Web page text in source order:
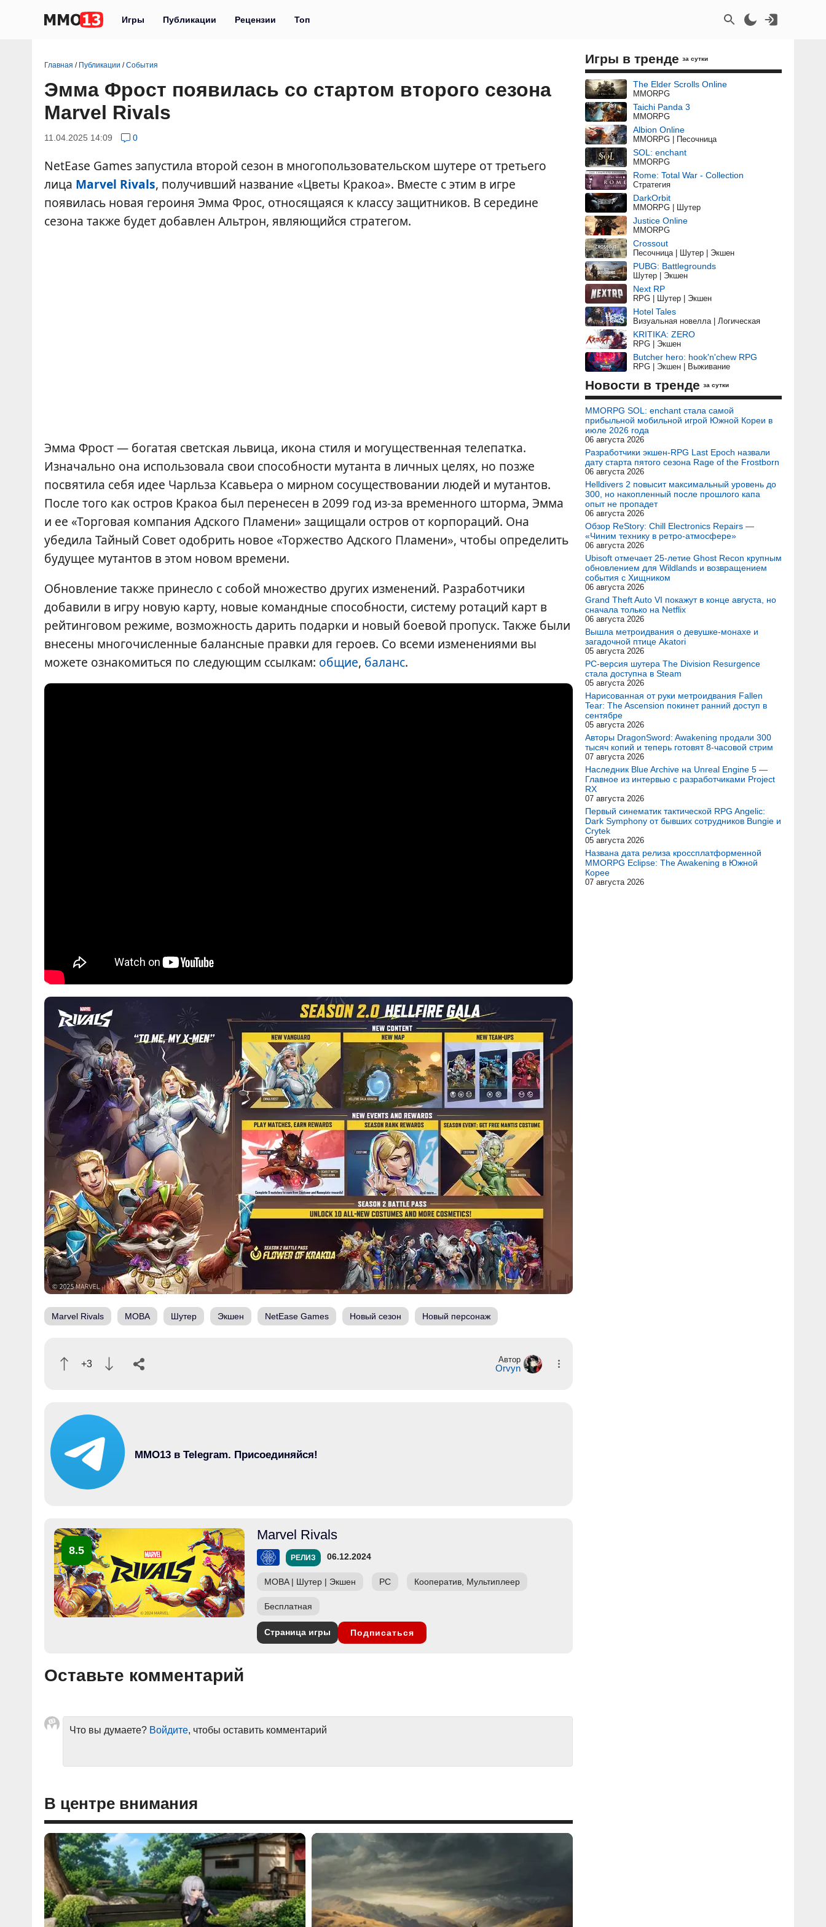
Игры Публикации Рецензии Топ
Главная / Публикации /События
Эмма Фрост появилась со стартом второго сезона
Marvel Rivals
11.04.2025 14:09 0
NetEase Games запустила второй сезон в многопользовательском шутере от третьего
лица Marvel Rivals, получивший название «Цветы Кракоа». Вместе с этим в игре
появилась новая героиня Эмма Фрос, относящаяся к классу защитников. В середине
сезона также будет добавлен Альтрон, являющийся стратегом.
Эмма Фрост — богатая светская львица, икона стиля и могущественная телепатка.
Изначально она использовала свои способности мутанта в личных целях, но позже
посвятила себя идее Чарльза Ксавьера о мирном сосуществовании людей и мутантов.
После того как остров Кракоа был перенесен в 2099 год из-за временного шторма, Эмма
и ее «Торговая компания Адского Пламени» защищали остров от корпораций. Она
убедила Тайный Совет одобрить новое «Торжество Адского Пламени», чтобы определить
будущее мутантов в этом новом времени.
Обновление также принесло с собой множество других изменений. Разработчики
добавили в игру новую карту, новые командные способности, систему ротаций карт в
рейтинговом режиме, возможность дарить подарки и новый боевой пропуск. Также были
внесены многочисленные балансные правки для героев. Со всеми изменениями вы
можете ознакомиться по следующим ссылкам: общие, баланс.
Marvel Rivals MOBA Шутер Экшен NetEase Games Новый сезон Новый персонаж
+3 Автор
Orvyn
MMO13 в Telegram. Присоединяйся!
8.5
Marvel Rivals
РЕЛИЗ 06.12.2024
MOBA| Шутер | Экшен PC Кооператив, Мультиплеер
Бесплатная
Страница игры Подписаться
Оставьте комментарий
Что вы думаете? Войдите, чтобы оставить комментарий
В центре внимания
Игры в тренде за сутки
The Elder Scrolls Online
MMORPG
Taichi Panda 3
MMORPG
Albion Online
MMORPG | Песочница
SOL: enchant
MMORPG
Rome: Total War - Collection
Стратегия
DarkOrbit
MMORPG | Шутер
Justice Online
MMORPG
Crossout
Песочница | Шутер | Экшен
PUBG: Battlegrounds
Шутер | Экшен
Next RP
RPG | Шутер | Экшен
Hotel Tales
Визуальная новелла | Логическая
KRITIKA: ZERO
RPG | Экшен
Butcher hero: hook'n'chew RPG
RPG | Экшен | Выживание
Новости в тренде за сутки
MMORPG SOL: enchant стала самой
прибыльной мобильной игрой Южной Кореи в
июле 2026 года
06 августа 2026
Разработчики экшен-RPG Last Epoch назвали
дату старта пятого сезона Rage of the Frostborn
06 августа 2026
Helldivers 2 повысит максимальный уровень до
300, но накопленный после прошлого капа
опыт не пропадет
06 августа 2026
Обзор ReStory: Chill Electronics Repairs —
«Чиним технику в ретро-атмосфере»
06 августа 2026
Ubisoft отмечает 25-летие Ghost Recon крупным
обновлением для Wildlands и возвращением
события с Хищником
06 августа 2026
Grand Theft Auto VI покажут в конце августа, но
сначала только на Netflix
06 августа 2026
Вышла метроидвания о девушке-монахе и
загадочной птице Akatori
05 августа 2026
PC-версия шутера The Division Resurgence
стала доступна в Steam
05 августа 2026
Нарисованная от руки метроидвания Fallen
Tear: The Ascension покинет ранний доступ в
сентябре
05 августа 2026
Авторы DragonSword: Awakening продали 300
тысяч копий и теперь готовят 8-часовой стрим
07 августа 2026
Наследник Blue Archive на Unreal Engine 5 —
Главное из интервью с разработчиками Project
RX
07 августа 2026
Первый синематик тактической RPG Angelic:
Dark Symphony от бывших сотрудников Bungie и
Crytek
05 августа 2026
Названа дата релиза кроссплатформенной
MMORPG Eclipse: The Awakening в Южной
Корее
07 августа 2026